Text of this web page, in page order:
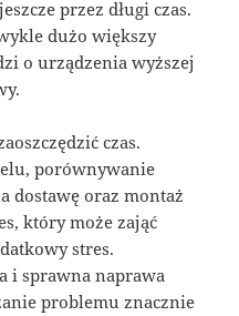
przez długi czas.
dużo większy
o urządzenia wyższej
czas.
porównywanie
dostawę oraz montaż
który może zająć
stres.
i sprawna naprawa
problemu znacznie